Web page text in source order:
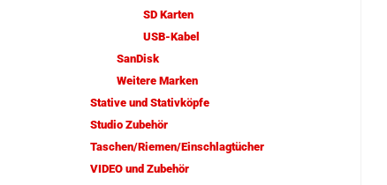
SD Karten
USB-Kabel
SanDisk
Weitere Marken
Stative und Stativköpfe
Studio Zubehör
Taschen/Riemen/Einschlagtücher
VIDEO und Zubehör